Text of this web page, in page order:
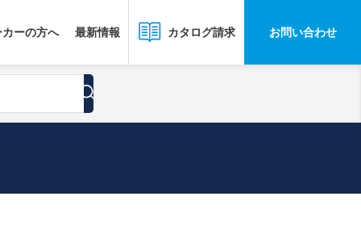
ーの方へ 最新情報 カタログ請求 お問い合わせ